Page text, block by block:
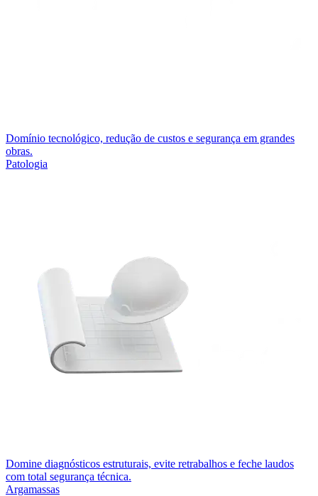
Domínio tecnológico, redução de custos e segurança em grandes
obras.
Patologia
Domine diagnósticos estruturais, evite retrabalhos e feche laudos
com total segurança técnica.
Argamassas